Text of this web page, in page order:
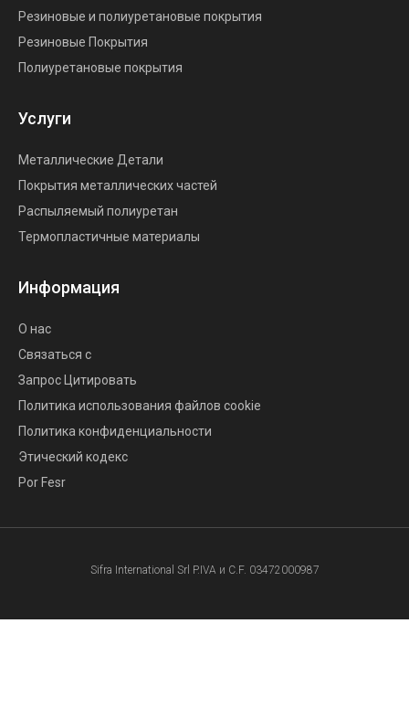
Резиновые и полиуретановые покрытия
Резиновые Покрытия
Полиуретановые покрытия
Услуги
Металлические Детали
Покрытия металлических частей
Распыляемый полиуретан
Термопластичные материалы
Информация
О нас
Связаться с
Запрос Цитировать
Политика использования файлов cookie
Политика конфиденциальности
Этический кодекс
Por Fesr
Sifra International Srl P.IVA и C.F. 03472000987